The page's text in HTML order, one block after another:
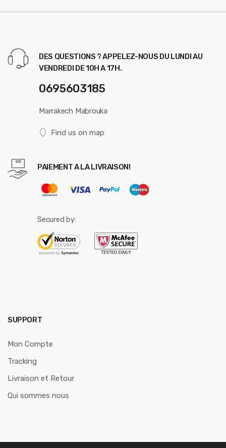
DES QUESTIONS ? APPELEZ-NOUS DU LUNDI AU
VENDREDI DE 10H A 17H.
0695603185
Marrakech Mabrouka
Find us on map
PAIEMENT A LA LIVRAISON!
Secured by:
SUPPORT
Mon Compte
Tracking
Livraison et Retour
Qui sommes nous